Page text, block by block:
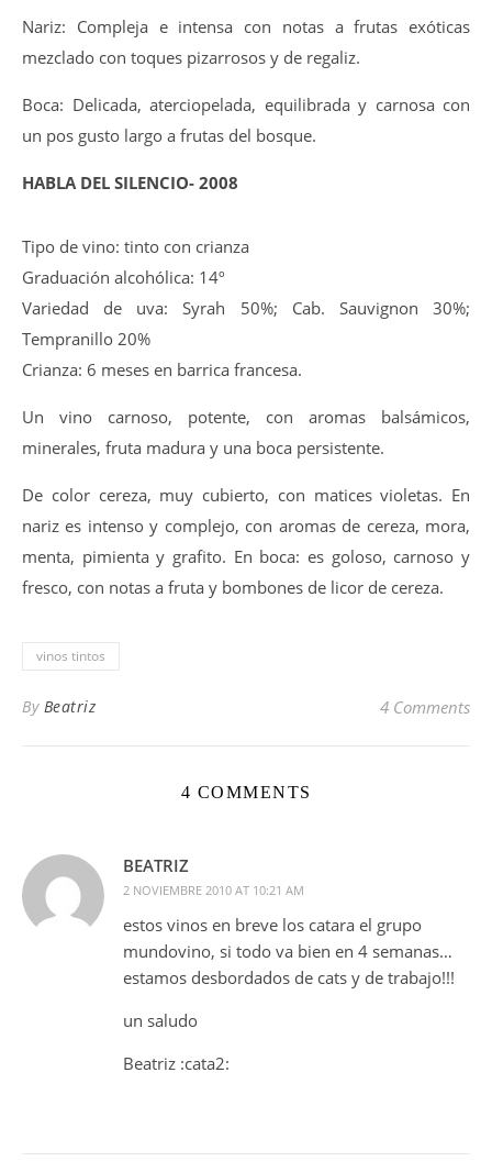
Nariz: Compleja e intensa con notas a frutas exóticas
mezclado con toques pizarrosos y de regaliz.
Boca: Delicada, aterciopelada, equilibrada y carnosa con
un pos gusto largo a frutas del bosque.
HABLA DEL SILENCIO- 2008
Tipo de vino: tinto con crianza
Graduación alcohólica: 14º
Variedad de uva: Syrah 50%; Cab. Sauvignon 30%;
Tempranillo 20%
Crianza: 6 meses en barrica francesa.
Un vino carnoso, potente, con aromas balsámicos,
minerales, fruta madura y una boca persistente.
De color cereza, muy cubierto, con matices violetas. En
nariz es intenso y complejo, con aromas de cereza, mora,
menta, pimienta y grafito. En boca: es goloso, carnoso y
fresco, con notas a fruta y bombones de licor de cereza.
vinos tintos
By Beatriz 4 Comments
4 COMMENTS
BEATRIZ
2 NOVIEMBRE 2010 AT 10:21 AM
estos vinos en breve los catara el grupo
mundovino, si todo va bien en 4 semanas…
estamos desbordados de cats y de trabajo!!!
un saludo
Beatriz :cata2: